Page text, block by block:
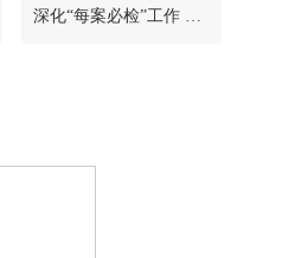
深化“每案必检”工作 助